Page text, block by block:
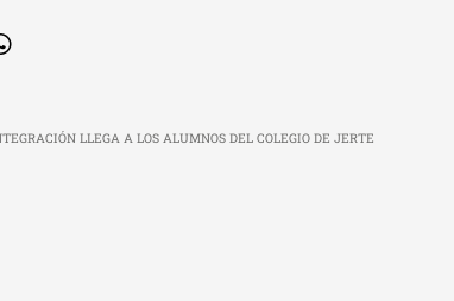
LLEGA A LOS ALUMNOS DEL COLEGIO DE JERTE